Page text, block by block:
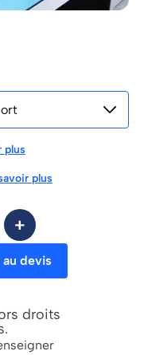
plus
plus
devis
droits